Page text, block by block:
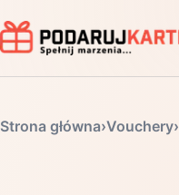
Strona główna›Vouchery›